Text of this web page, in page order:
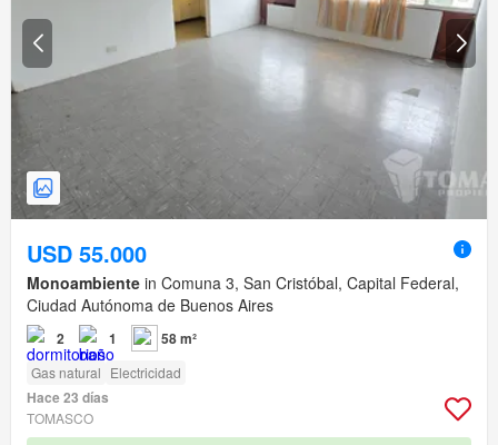
USD 55.000
Monoambiente in Comuna 3, San Cristóbal, Capital Federal,
Ciudad Autónoma de Buenos Aires
2 1 58 m²
Gas natural Electricidad
Hace 23 días
TOMASCO